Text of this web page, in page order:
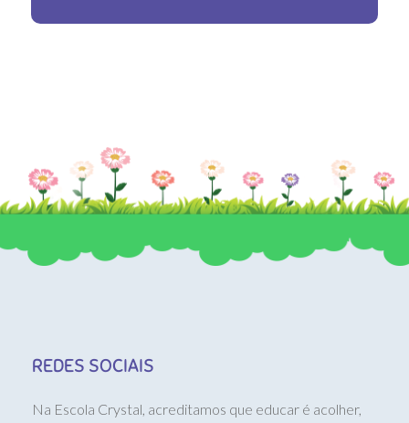
REDES SOCIAIS
Na Escola Crystal, acreditamos que educar é acolher,